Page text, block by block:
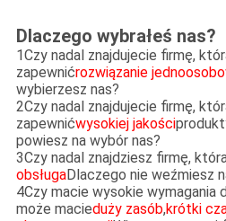
Dlaczego wybrałeś nas?
1Czy nadal znajdujecie firmę,
zapewnićrozwiązanie
wybierzesz nas?
2Czy nadal znajdujecie firmę,
zapewnićwysokiej jakości
powiesz na wybór nas?
3Czy nadal znajdziesz firmę,
obsługaDlaczego nie weźmiesz
4Czy macie wysokie
może macieduży zasób,krótki